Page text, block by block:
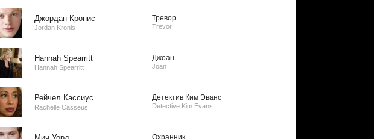
Джордан Кронис
Jordan Kronis
Тревор
Trevor
Hannah Spearritt
Hannah Spearritt
Джоан
Joan
Рейчел Кассиус
Rachelle Casseus
Детектив Ким Эванс
Detective Kim Evans
Охранник